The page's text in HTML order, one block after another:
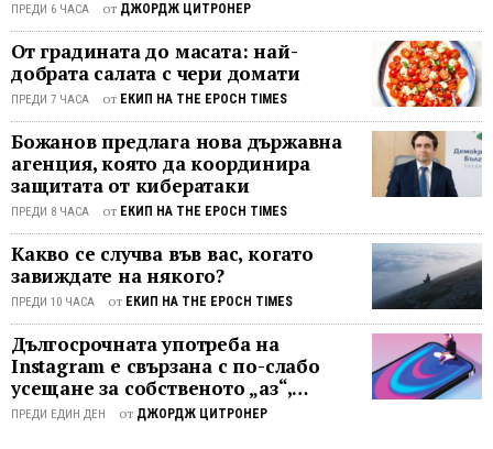
в
своя
полза.
Те са
като
–
хора,
които
за
на
достояние на англоезичния The
Epoch Times, са записани двама
преподаватели на седми клас - Кели
Бараки и Лори Калдейра от средното
училище Buena Vista Middle School в
Салинас, щата Калифорния. В него
те обясняват на други учители как да
привлекат ученици ...
ПРЕДИ 6 ЧАСА от ДЖОРДЖ ЦИТРОНЕР
От градината до масата: най-
добрата салата с чери домати
ПРЕДИ 7 ЧАСА от ЕКИП НА THE EPOCH TIMES
Божанов предлага нова държавна
агенция, която да координира
защитата от кибератаки
ПРЕДИ 8 ЧАСА от ЕКИП НА THE EPOCH TIMES
Какво се случва във вас, когато
завиждате на някого?
ПРЕДИ 10 ЧАСА от ЕКИП НА THE EPOCH TIMES
Дългосрочната употреба на
Instagram е свързана с по-слабо
усещане за собственото „аз“,
показва проучване
ПРЕДИ ЕДИН ДЕН от ДЖОРДЖ ЦИТРОНЕР